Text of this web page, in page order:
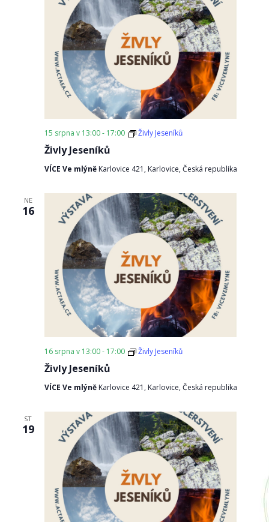
Živly Jeseníků
15 srpna v 13:00- 17:00 Živly Jeseníků
VÍCE Ve mlýně Karlovice 421, Karlovice, Česká republika
NE
16
Živly Jeseníků
16 srpna v 13:00- 17:00 Živly Jeseníků
VÍCE Ve mlýně Karlovice 421, Karlovice, Česká republika
ST
19